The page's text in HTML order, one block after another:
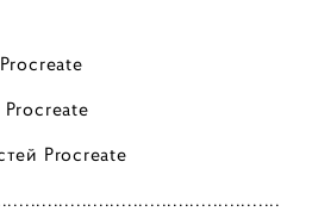
Procreate